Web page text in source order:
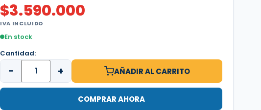
$3.590.000
IVA INCLUIDO
En stock
Cantidad:
− + AÑADIR AL CARRITO
COMPRAR AHORA